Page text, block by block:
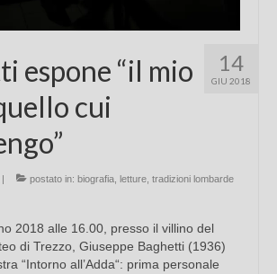
14
GIU 2018
espone “il mio
cui
| postato in: biografia letture tradizioni lombarde
2018 alle 16.00, presso il villino del
di Trezzo, Giuseppe Baghetti (1936)
“Intorno all’Adda“: prima personale